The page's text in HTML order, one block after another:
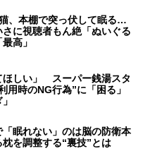
、本棚で突っ伏して眠る…
に視聴者もん絶「ぬいぐる
高」
ほしい」 スーパー銭湯スタ
用時のNG行為”に「困る」
眠れない」のは脳の防衛本
を調整する“裏技”とは